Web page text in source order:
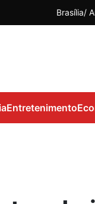
Brasília
Entretenimento